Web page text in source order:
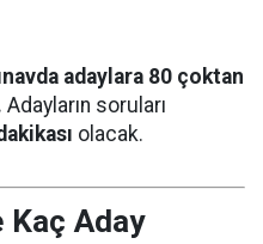
adaylara 80 çoktan
Adayların soruları
olacak.
Kaç Aday